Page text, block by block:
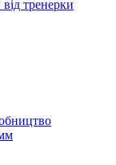
тренерки